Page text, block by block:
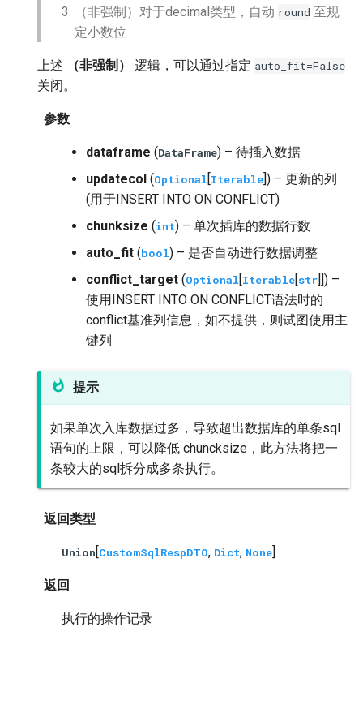
（非强制）对于decimal类型，自动 round 至规
定小数位
上述 （非强制） 逻辑，可以通过指定 auto_fit=False
关闭。
参数
dataframe (DataFrame) – 待插入数据
updatecol (Optional[Iterable]) – 更新的列
(用于INSERT INTO ON CONFLICT)
chunksize (int) – 单次插库的数据行数
auto_fit (bool) – 是否自动进行数据调整
conflict_target (Optional[Iterable[str]]) –
使用INSERT INTO ON CONFLICT语法时的
conflict基准列信息，如不提供，则试图使用主
键列
提示
如果单次入库数据过多，导致超出数据库的单条sql
语句的上限，可以降低 chuncksize，此方法将把一
条较大的sql拆分成多条执行。
返回类型
Union[CustomSqlRespDTO, Dict, None]
返回
执行的操作记录